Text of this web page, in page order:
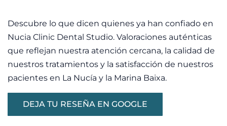
Descubre lo que dicen quienes ya han confiado en
Nucia Clinic Dental Studio. Valoraciones auténticas
que reflejan nuestra atención cercana, la calidad de
nuestros tratamientos y la satisfacción de nuestros
pacientes en La Nucía y la Marina Baixa.
DEJA TU RESEÑA EN GOOGLE